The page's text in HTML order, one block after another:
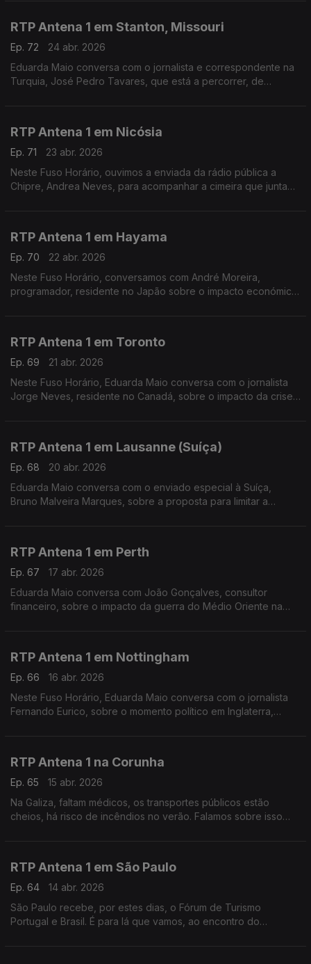
RTP Antena 1 em Stanton, Missouri
Ep. 72
24 abr. 2026
Eduarda Maio conversa com o jornalista e correspondente na
Turquia, José Pedro Tavares, que está a percorrer, de
RTP Antena 1 em Nicósia
Ep. 71
23 abr. 2026
Neste Fuso Horário, ouvimos a enviada da rádio pública a
Chipre, Andrea Neves, para acompanhar a cimeira que junta
RTP Antena 1 em Hayama
Ep. 70
22 abr. 2026
Neste Fuso Horário, conversamos com André Moreira,
programador, residente no Japão sobre o impacto económico
RTP Antena 1 em Toronto
Ep. 69
21 abr. 2026
Neste Fuso Horário, Eduarda Maio conversa com o jornalista
Jorge Neves, residente no Canadá, sobre o impacto da crise
RTP Antena 1 em Lausanne (Suíça)
Ep. 68
20 abr. 2026
Eduarda Maio conversa com o enviado especial à Suíça,
Bruno Malveira Marques, sobre a proposta para limitar a
RTP Antena 1 em Perth
Ep. 67
17 abr. 2026
Eduarda Maio conversa com João Gonçalves, consultor
financeiro, sobre o impacto da guerra do Médio Oriente na
RTP Antena 1 em Nottingham
Ep. 66
16 abr. 2026
Neste Fuso Horário, Eduarda Maio conversa com o jornalista
Fernando Eurico, sobre o momento político em Inglaterra,
RTP Antena 1 na Corunha
Ep. 65
15 abr. 2026
Na Galiza, faltam médicos, os transportes públicos estão
cheios, há risco de incêndios no verão. Falamos sobre isso
RTP Antena 1 em São Paulo
Ep. 64
14 abr. 2026
São Paulo recebe, por estes dias, o Fórum de Turismo
Portugal e Brasil. É para lá que vamos, ao encontro do